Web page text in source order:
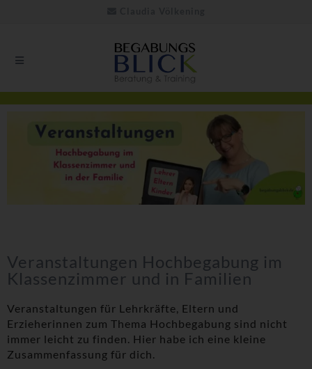
Veranstaltungen Hochbegabung im
Klassenzimmer und in Familien
Veranstaltungen für Lehrkräfte, Eltern und
Erzieherinnen zum Thema Hochbegabung sind nicht
immer leicht zu finden. Hier habe ich eine kleine
Zusammenfassung für dich.